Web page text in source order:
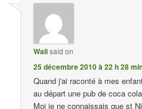
Walisaid on
25 décembre 2010 à 22 h 28
Quand j'ai raconté à mes
au départ une pub de coca
Moi je ne connaissais que st